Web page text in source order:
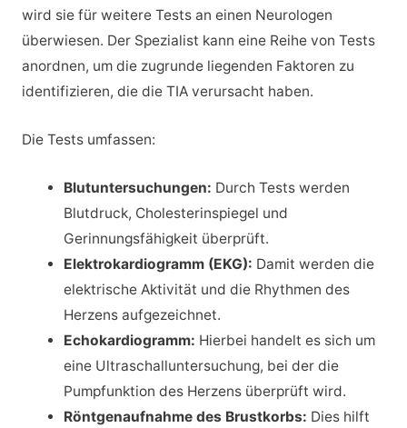
wird sie für weitere Tests an einen Neurologen
überwiesen. Der Spezialist kann eine Reihe von Tests
anordnen, um die zugrunde liegenden Faktoren zu
identifizieren, die die TIA verursacht haben.
Die Tests umfassen:
Blutuntersuchungen: Durch Tests werden
Blutdruck, Cholesterinspiegel und
Gerinnungsfähigkeit überprüft.
Elektrokardiogramm (EKG): Damit werden die
elektrische Aktivität und die Rhythmen des
Herzens aufgezeichnet.
Echokardiogramm: Hierbei handelt es sich um
eine Ultraschalluntersuchung, bei der die
Pumpfunktion des Herzens überprüft wird.
Röntgenaufnahme des Brustkorbs: Dies hilft